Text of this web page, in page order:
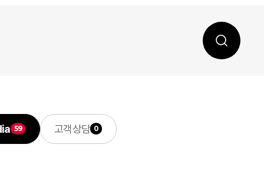
59 고객상담 0